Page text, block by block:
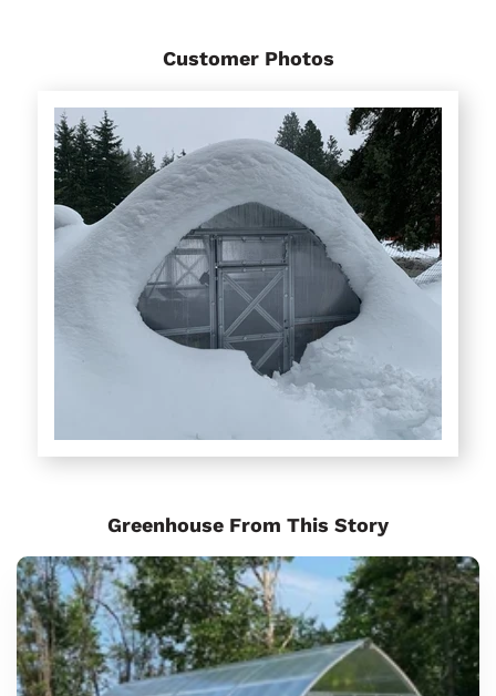
Customer Photos
Greenhouse From This Story
Sungrow
Urban